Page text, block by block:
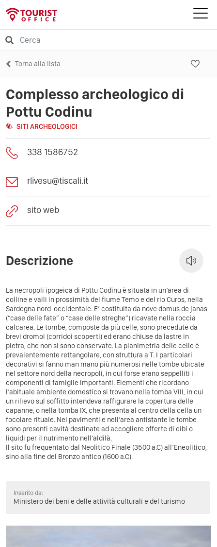
Torna alla lista
Complesso archeologico di
Pottu Codinu
SITI ARCHEOLOGICI
338 1586752
rlivesu@tiscali.it
sito web
Descrizione
La necropoli ipogeica di Pottu Codinu è situata in un’area di
colline e valli in prossimità del fiume Temo e del rio Curos, nella
Sardegna nord-occidentale. E’ costituita da nove domus de janas
(“case delle fate” o “case delle streghe”) ricavate nella roccia
calcarea. Le tombe, composte da più celle, sono precedute da
brevi dromoi (corridoi scoperti) ed erano chiuse da lastre in
pietra, che non si sono conservate. La planimetria delle celle è
prevalentemente rettangolare, con struttura a T. I particolari
decorativi si fanno man mano più numerosi nelle tombe ubicate
nel settore nord della necropoli, in cui forse erano seppelliti i
componenti di famiglie importanti. Elementi che ricordano
l’abituale ambiente domestico si trovano nella tomba VIII, in cui
un rilievo sul soffitto intendeva raffigurare la copertura delle
capanne, o nella tomba IX, che presenta al centro della cella un
focolare rituale. Nei pavimenti e nell’area antistante le tombe
sono presenti cavità destinate ad accogliere offerte di cibi o
liquidi per il nutrimento nell’aldilà.
Il sito fu frequentato dal Neolitico Finale (3500 a.C) all’Eneolitico,
sino alla fine del Bronzo antico (1600 a.C).
Inserito da:
Ministero dei beni e delle attività culturali e del turismo